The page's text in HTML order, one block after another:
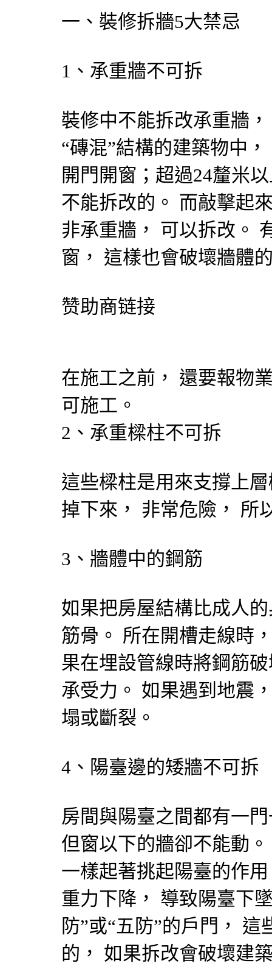
一、裝修拆牆5大禁忌
1、承重牆不可拆
裝修中不能拆改承重牆
“磚混”結構的建築物中
開門開窗；超過24釐米
不能拆改的。 而敲擊起
非承重牆， 可以拆改。
窗， 這樣也會破壞牆體
赞助商链接
在施工之前， 還要報物
可施工。
2、承重樑柱不可拆
這些樑柱是用來支撐上
掉下來， 非常危險， 所
3、牆體中的鋼筋
如果把房屋結構比成人
筋骨。 所在開槽走線時
果在埋設管線時將鋼筋
承受力。 如果遇到地震
塌或斷裂。
4、陽臺邊的矮牆不可拆
房間與陽臺之間都有一
但窗以下的牆卻不能動
一樣起著挑起陽臺的作
重力下降， 導致陽臺下
防”或“五防”的戶門，
的， 如果拆改會破壞建